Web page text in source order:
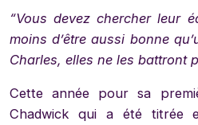
“Vous devez chercher leur
moins d’être aussi bonne
Charles, elles ne les battront
Cette année pour sa
Chadwick qui a été titrée